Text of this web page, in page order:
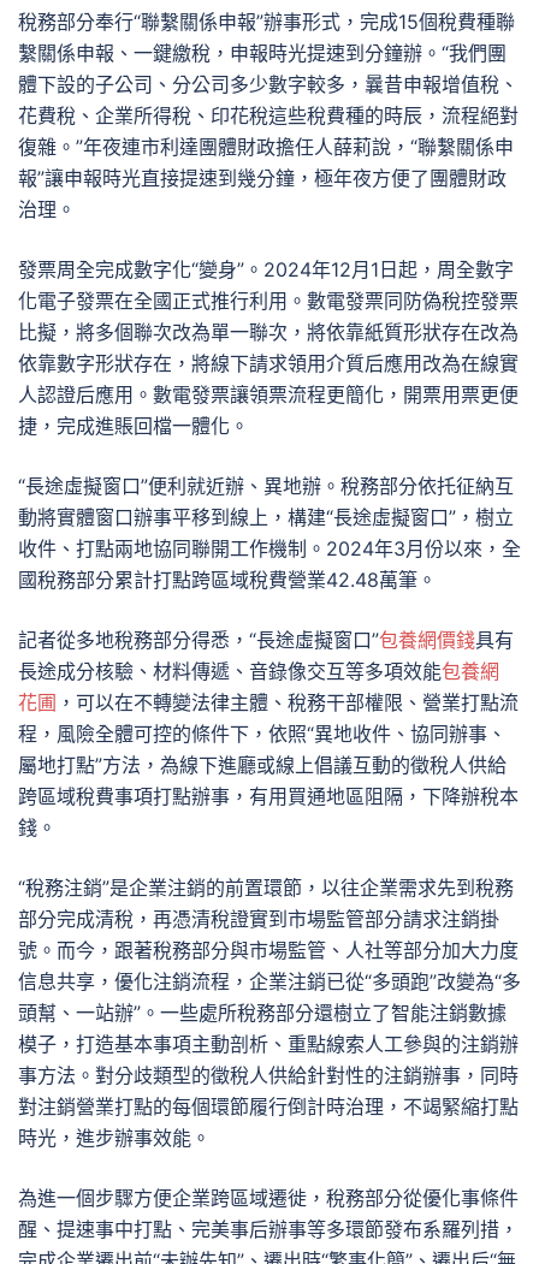
稅務部分奉行“聯繫關係申報”辦事形式，完成15個稅費種聯
繫關係申報、一鍵繳稅，申報時光提速到分鐘辦。“我們團
體下設的子公司、分公司多少數字較多，曩昔申報增值稅、
花費稅、企業所得稅、印花稅這些稅費種的時辰，流程絕對
復雜。”年夜連市利達團體財政擔任人薛莉說，“聯繫關係申
報”讓申報時光直接提速到幾分鐘，極年夜方便了團體財政
治理。
發票周全完成數字化“變身”。2024年12月1日起，周全數字
化電子發票在全國正式推行利用。數電發票同防偽稅控發票
比擬，將多個聯次改為單一聯次，將依靠紙質形狀存在改為
依靠數字形狀存在，將線下請求領用介質后應用改為在線實
人認證后應用。數電發票讓領票流程更簡化，開票用票更便
捷，完成進賬回檔一體化。
“長途虛擬窗口”便利就近辦、異地辦。稅務部分依托征納互
動將實體窗口辦事平移到線上，構建“長途虛擬窗口”，樹立
收件、打點兩地協同聯開工作機制。2024年3月份以來，全
國稅務部分累計打點跨區域稅費營業42.48萬筆。
記者從多地稅務部分得悉，“長途虛擬窗口”包養網價錢具有
長途成分核驗、材料傳遞、音錄像交互等多項效能包養網
花圃 ，可以在不轉變法律主體、稅務干部權限、營業打點流
程，風險全體可控的條件下，依照“異地收件、協同辦事、
屬地打點”方法，為線下進廳或線上倡議互動的徵稅人供給
跨區域稅費事項打點辦事，有用買通地區阻隔，下降辦稅本
錢。
“稅務注銷”是企業注銷的前置環節，以往企業需求先到稅務
部分完成清稅，再憑清稅證實到市場監管部分請求注銷掛
號。而今，跟著稅務部分與市場監管、人社等部分加大力度
信息共享，優化注銷流程，企業注銷已從“多頭跑”改變為“多
頭幫、一站辦”。一些處所稅務部分還樹立了智能注銷數據
模子，打造基本事項主動剖析、重點線索人工參與的注銷辦
事方法。對分歧類型的徵稅人供給針對性的注銷辦事，同時
對注銷營業打點的每個環節履行倒計時治理，不竭緊縮打點
時光，進步辦事效能。
為進一個步驟方便企業跨區域遷徙，稅務部分從優化事條件
醒、提速事中打點、完美事后辦事等多環節發布系羅列措，